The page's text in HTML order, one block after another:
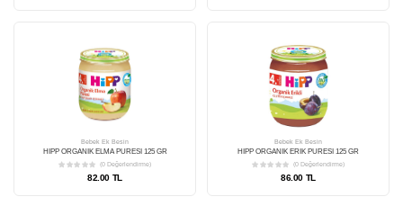
HİPP ORGANİK ARMUT PÜRESİ 125 GR